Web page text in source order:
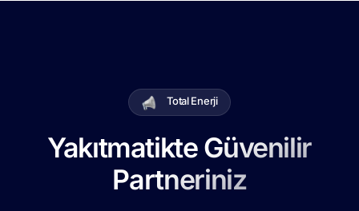
Total Enerji
Yakıtmatikte Güvenilir
Partneriniz